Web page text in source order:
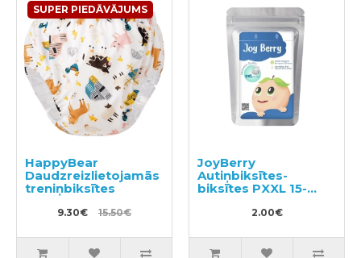
SUPER PIEDĀVĀJUMS
HappyBear
Daudzreizlietojamās
treniņbiksītes
9.30€ 15.50€
JoyBerry
Autiņbiksītes-
biksītes PXXL 15-
2.00€